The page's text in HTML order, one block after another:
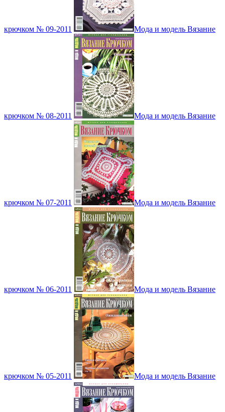
крючком № 09-2011 Мода и модель Вязание
крючком № 08-2011 Мода и модель Вязание
крючком № 07-2011 Мода и модель Вязание
крючком № 06-2011 Мода и модель Вязание
крючком № 05-2011 Мода и модель Вязание